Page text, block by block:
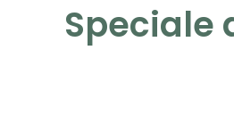
Speciale